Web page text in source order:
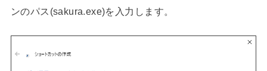
ンのパス(sakura.exe)を入力します。